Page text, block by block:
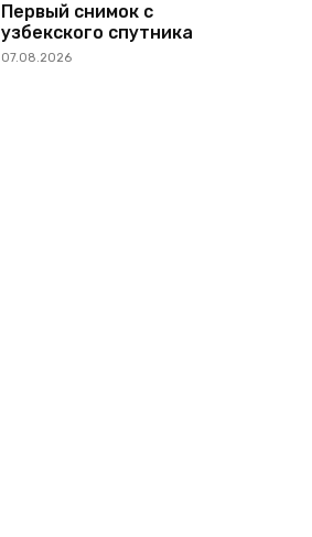
Первый снимок с
узбекского спутника
07.08.2026